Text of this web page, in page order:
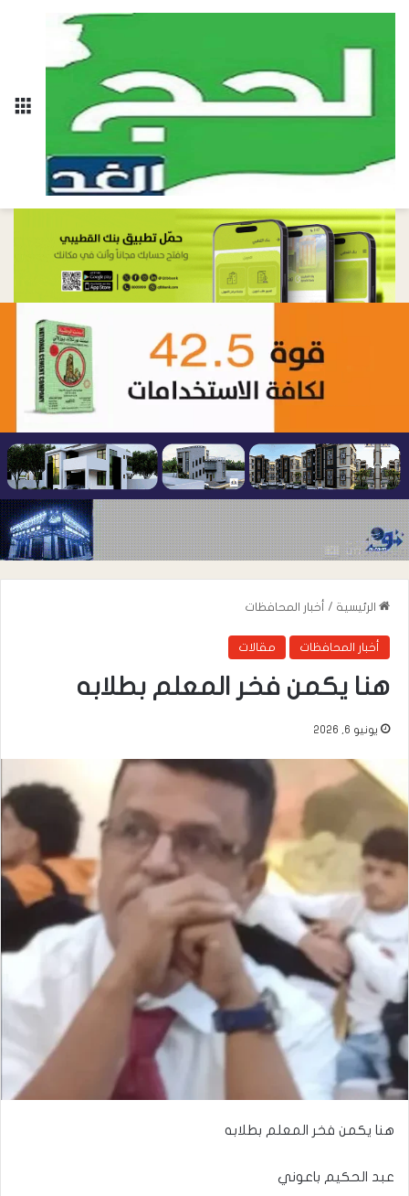
الرئيسية / أخبار المحافظات
أخبار المحافظات مقالات
هنا يكمن فخر المعلم بطلابه
يونيو 6, 2026
هنا يكمن فخر المعلم بطلابه
عبد الحكيم باعوني